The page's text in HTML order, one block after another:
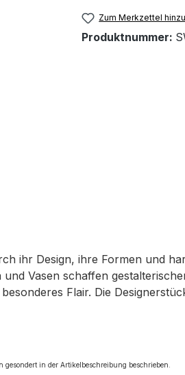
Zum Merkzettel
Produktnummer:
ihr Design, ihre Formen und
Vasen schaffen
Flair. Die
in der Artikelbeschreibung beschrieben.